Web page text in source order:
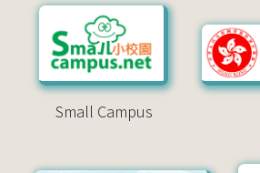
Small Campus